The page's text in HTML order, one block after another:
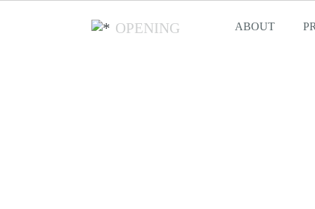
OPENING ABOUT